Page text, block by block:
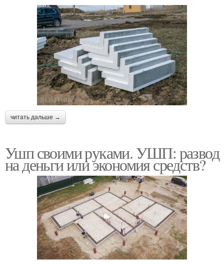
читать дальше →
Ушп своими руками. УШП: развод
на деньги или экономия средств?